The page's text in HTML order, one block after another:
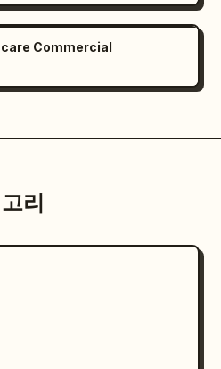
Commercial
리